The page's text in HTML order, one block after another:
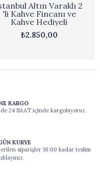
Altın Varaklı 2
'li Kahve Fincanı ve
Kahve Hediyeli
₺2.850,00
KARGO
24 SAAT içinde kargoluyoruz.
KURYE
siparişler 18:00 kadar teslim